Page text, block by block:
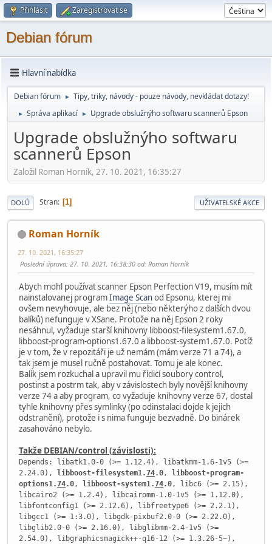
Přihlásit Zaregistrovat se
Debian fórum
Hlavní nabídka
Debian fórum ► Tipy, triky, návody - pouze návody, nevkládat dotazy!
► Správa aplikací ► Upgrade obslužnýho softwaru scannerů Epson
Upgrade obslužnýho softwaru
scannerů Epson
Založil Roman Horník, 27. 10. 2021, 16:35:27
DOLŮ Stran 1 UŽIVATELSKÉ AKCE
Roman Horník
27. 10. 2021, 16:35:27
Poslední úprava: 27. 10. 2021, 16:38:30 od: Roman Horník
Abych mohl používat scanner Epson Perfection V19, musím mít
nainstalovanej programImage Scanod Epsonu, kterej mi
ovšem nevyhovuje, ale bez něj (nebo některýho z dalších dvou
balíků) nefunguje v XSane. Protože na něj Epson 2 roky
nesáhnul, vyžaduje starší knihovny libboost-filesystem1.67.0,
libboost-program-options1.67.0 a libboost-system1.67.0. Potíž
je v tom, že v repozitáři je už nemám (mám verze 71 a 74), a
tak jsem je musel ručně postahovat. Tomu je ale konec.
Balík jsem rozkuchal a upravil mu řídicí soubory control,
postinst a postrm tak, aby v závislostech byly novější knihovny
verze 74 a aby program, co vyžaduje knihovny verze 67, dostal
tyhle knihovny přes symlinky (po odinstalaci dojde k jejich
odstranění), protože i s nima funguje bezvadně. Do binárek
zasahováno nebylo.
Takže DEBIAN/control (závislosti):
Depends: libatk1.0-0 (>= 1.12.4), libatkmm-1.6-1v5 (>=
2.24.0), libboost-filesystem1.74.0, libboost-program-
options1.74.0, libboost-system1.74.0, libc6 (>= 2.15),
libcairo2 (>= 1.2.4), libcairomm-1.0-1v5 (>= 1.12.0),
libfontconfig1 (>= 2.12.6), libfreetype6 (>= 2.2.1),
libgcc1 (>= 1:3.0), libgdk-pixbuf2.0-0 (>= 2.22.0),
libglib2.0-0 (>= 2.16.0), libglibmm-2.4-1v5 (>=
2.54.0), libgraphicsmagick++-q16-12 (>= 1.3.26-5~),